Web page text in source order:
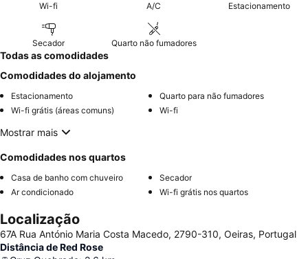
Wi-fi A/C Estacionamento
Secador Quarto não fumadores
Todas as comodidades
Comodidades do alojamento
Estacionamento
Quarto para não fumadores
Wi-fi grátis (áreas comuns)
Wi-fi
Mostrar mais
Comodidades nos quartos
Casa de banho com chuveiro
Secador
Ar condicionado
Wi-fi grátis nos quartos
Localização
67A Rua António Maria Costa Macedo, 2790-310, Oeiras, Portugal
Distância de Red Rose